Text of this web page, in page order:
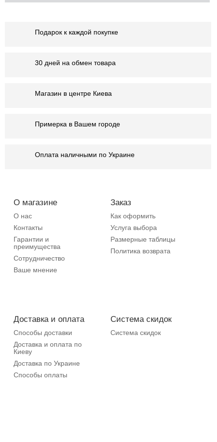
Подарок к каждой покупке
30 дней на обмен товара
Магазин в центре Киева
Примерка в Вашем городе
Оплата наличными по Украине
О магазине
О нас
Контакты
Гарантии и
преимущества
Сотрудничество
Ваше мнение
Заказ
Как оформить
Услуга выбора
Размерные таблицы
Политика возврата
Доставка и оплата
Способы доставки
Доставка и оплата по
Киеву
Доставка по Украине
Способы оплаты
Система скидок
Система скидок